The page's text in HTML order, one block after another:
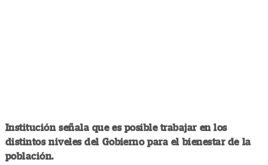
Institución señala que es posible trabajar en los
distintos niveles del Gobierno para el bienestar de la
población.